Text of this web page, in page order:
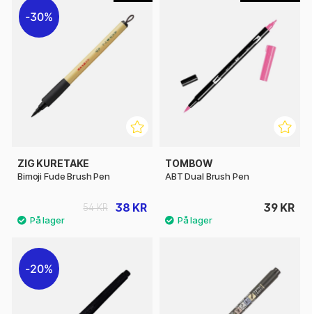
30%
ZIG KURETAKE
Bimoji Fude Brush Pen
38 KR
54 KR
TOMBOW
ABT Dual Brush Pen
39 KR
20%